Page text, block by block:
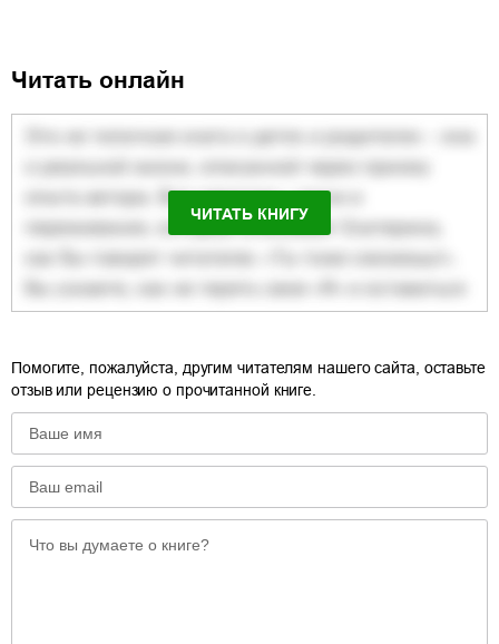
Читать онлайн
ЧИТАТЬ КНИГУ
Помогите, пожалуйста, другим читателям нашего сайта, оставьте
отзыв или рецензию о прочитанной книге.